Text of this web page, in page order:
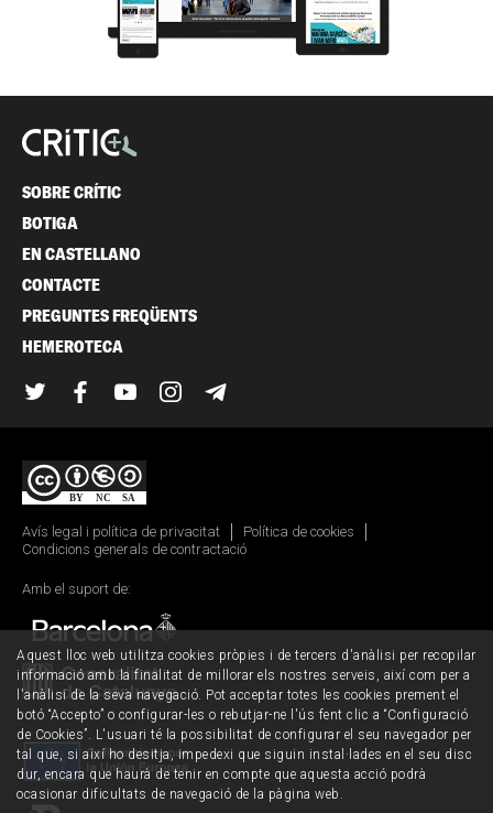
SOBRE CRÍTIC
BOTIGA
EN CASTELLANO
CONTACTE
PREGUNTES FREQÜENTS
HEMEROTECA
TwitterFacebook
YouTubeInstagram
Avís legal i política de privacitat
Política de cookies
Condicions generals de contractació
Amb el suport de:
Aquest lloc web utilitza cookies pròpies i de tercers d'anàlisi per recopilar
informació amb la finalitat de millorar els nostres serveis, així com per a
l'anàlisi de la seva navegació. Pot acceptar totes les cookies prement el
botó “Accepto” o configurar-les o rebutjar-ne l'ús fent clic a “Configuració
de Cookies”. L'usuari té la possibilitat de configurar el seu navegador per
tal que, si així ho desitja, impedexi que siguin instal·lades en el seu disc
dur, encara que haurà de tenir en compte que aquesta acció podrà
ocasionar dificultats de navegació de la pàgina web.